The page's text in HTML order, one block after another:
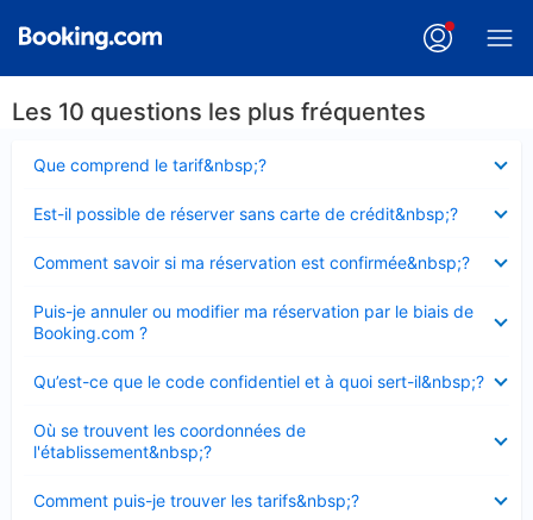
Les 10 questions les plus fréquentes
Que comprend le tarif&nbsp;?
fermé
Est-il possible de réserver sans carte de crédit&nbsp;?
fermé
Comment savoir si ma réservation est confirmée&nbsp;?
fermé
Puis-je annuler ou modifier ma réservation par le biais de
Booking.com ?
fermé
Qu’est-ce que le code confidentiel et à quoi sert-il&nbsp;?
fermé
Où se trouvent les coordonnées de
l'établissement&nbsp;?
fermé
Comment puis-je trouver les tarifs&nbsp;?
fermé